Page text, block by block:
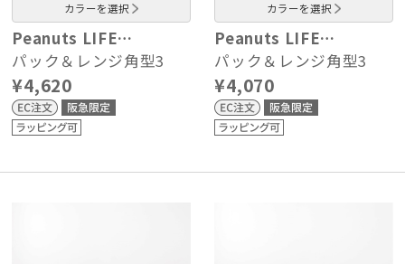
カラーを選択
Peanuts LIFE…
パック＆レンジ角型3
¥4,620
カラーを選択
Peanuts LIFE…
パック＆レンジ角型3
¥4,070